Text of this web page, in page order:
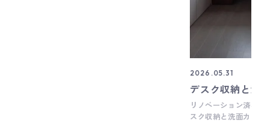
2026.05.31
デスク収納と洗
リノベーション済み
スク収納と洗面カウン